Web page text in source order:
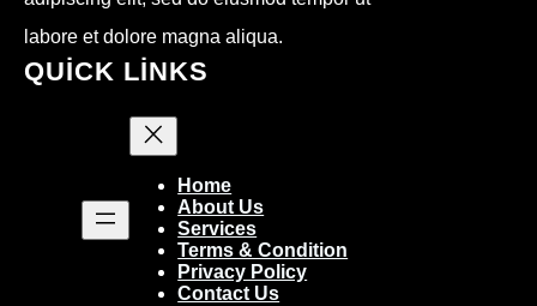
labore et dolore magna aliqua.
QUICK LINKS
Home
About Us
Services
Terms & Condition
Privacy Policy
Contact Us